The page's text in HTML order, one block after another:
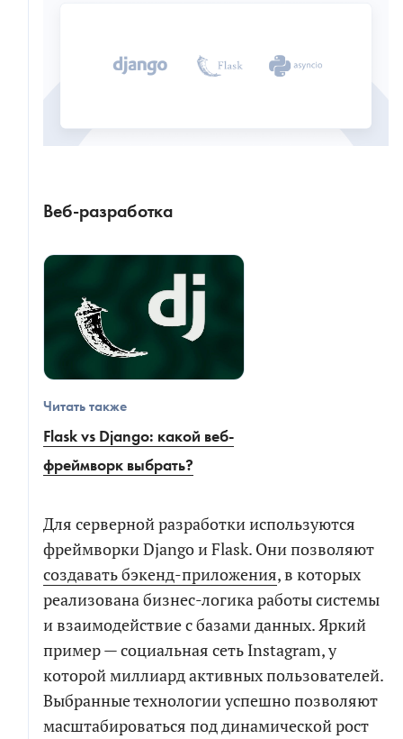
Веб-разработка
Читать также
Flask vs Django: какой веб-
фреймворк выбрать?
Для серверной разработки используются
фреймворки Django и Flask. Они позволяют
создавать бэкенд-приложения, в которых
реализована бизнес-логика работы системы
и взаимодействие с базами данных. Яркий
пример — социальная сеть Instagram, у
которой миллиард активных пользователей.
Выбранные технологии успешно позволяют
масштабироваться под динамической рост